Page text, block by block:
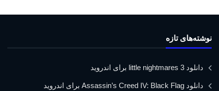
نوشته‌های تازه
دانلود little nightmares 3 برای اندروید
دانلود Assassin’s Creed IV: Black Flag برای اندروید